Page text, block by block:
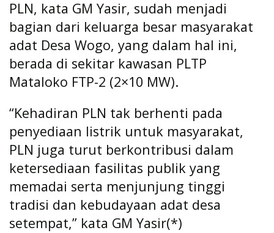
PLN, kata GM Yasir, sudah menjadi
bagian dari keluarga besar masyarakat
adat Desa Wogo, yang dalam hal ini,
berada di sekitar kawasan PLTP
Mataloko FTP-2 (2×10 MW).
“Kehadiran PLN tak berhenti pada
penyediaan listrik untuk masyarakat,
PLN juga turut berkontribusi dalam
ketersediaan fasilitas publik yang
memadai serta menjunjung tinggi
tradisi dan kebudayaan adat desa
setempat,” kata GM Yasir(*)